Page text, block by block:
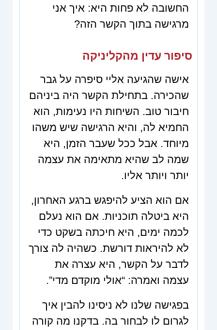
החשובה לא פחות היא: איך אני
מרגישה בתוך הקשר הזה?
סיפור עדין מהקליניקה
אישה שהגיעה אליי סיפרה על גבר
שהכירה. בתחילת הקשר היה ביניהם
חיבור טוב. השיחות היו נעימות, הוא
החמיא לה, והיא הרגישה שיש משהו
מיוחד. אבל ככל שעבר הזמן, היא
שמה לב שהיא מתאימה את עצמה
יותר ויותר אליו.
אם הוא הציע להיפגש ברגע האחרון,
היא ביטלה תוכניות. אם הוא נעלם
לכמה ימים, היא חיכתה בשקט כדי
לא להיראות דורשת. כשהיה לה צורך
לדבר על הקשר, היא עצרה את
עצמה ואמרה: “אולי מוקדם מדי”.
בפגישה שלנו לא ניסינו להבין איך
לגרום לו לבחור בה. בדקנו מה קורה